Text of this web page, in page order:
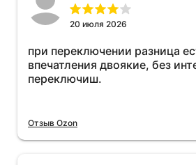
20 июля 2026
при переключении разница
впечатления двоякие, без
переключиш.
Отзыв Ozon